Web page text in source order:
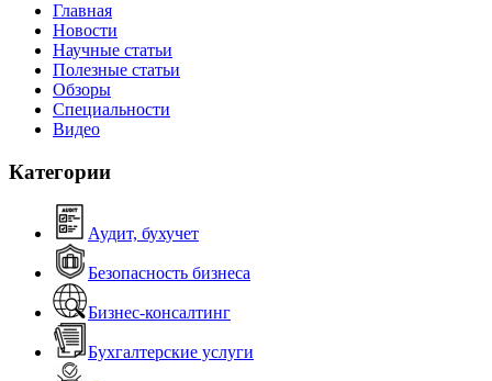
Главная
Новости
Научные статьи
Полезные статьи
Обзоры
Специальности
Видео
Категории
Аудит, бухучет
Безопасность бизнеса
Бизнес-консалтинг
Бухгалтерские услуги